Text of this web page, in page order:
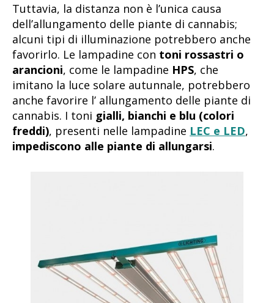
Tuttavia, la distanza non è l’unica causa
dell’allungamento delle piante di cannabis;
alcuni tipi di illuminazione potrebbero anche
favorirlo. Le lampadine con toni rossastri o
arancioni, come le lampadine HPS, che
imitano la luce solare autunnale, potrebbero
anche favorire l’ allungamento delle piante di
cannabis. I toni gialli, bianchi e blu (colori
freddi), presenti nelle lampadine LEC e LED,
impediscono alle piante di allungarsi.